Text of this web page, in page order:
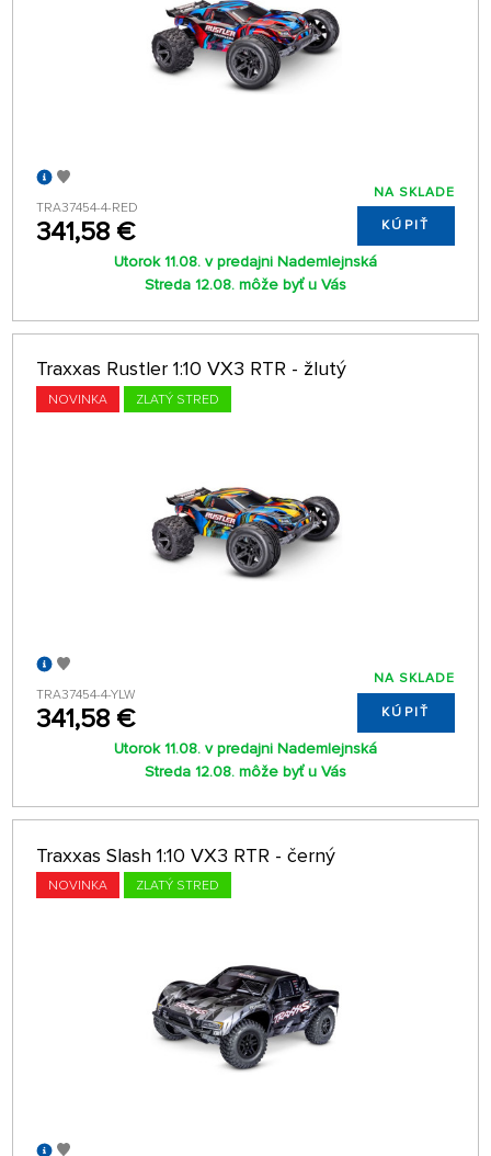
TRA37454-4-RED
341,58 €
NA SKLADE
KÚPIŤ
Utorok 11.08. v predajni Nademlejnská
Streda 12.08. môže byť u Vás
Traxxas Rustler 1:10 VX3 RTR - žlutý
NOVINKA ZLATÝ STRED
TRA37454-4-YLW
341,58 €
NA SKLADE
KÚPIŤ
Utorok 11.08. v predajni Nademlejnská
Streda 12.08. môže byť u Vás
Traxxas Slash 1:10 VX3 RTR - černý
NOVINKA ZLATÝ STRED